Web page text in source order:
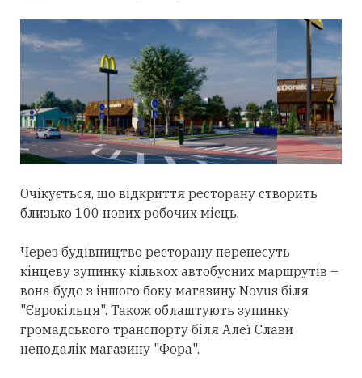
Очікується, що відкриття ресторану створить
близько 100 нових робочих місць.
Через будівництво ресторану перенесуть
кінцеву зупинку кількох автобусних маршрутів –
вона буде з іншого боку магазину Novus біля
"Єврокільця". Також облаштують зупинку
громадського транспорту біля Алеї Слави
неподалік магазину "Фора".